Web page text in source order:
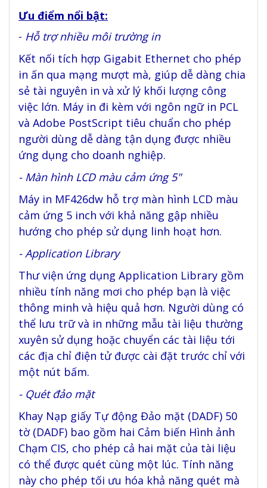
Ưu điểm nổi bật:
- Hỗ trợ nhiều môi trường in
Kết nối tích hợp Gigabit Ethernet cho phép
in ấn qua mạng mượt mà, giúp dễ dàng chia
sẻ tài nguyên in và xử lý khối lượng công
việc lớn. Máy in đi kèm với ngôn ngữ in PCL
và Adobe PostScript tiêu chuẩn cho phép
người dùng dễ dàng tận dụng được nhiều
ứng dụng cho doanh nghiệp.
- Màn hình LCD màu cảm ứng 5"
Máy in MF426dw hỗ trợ màn hình LCD màu
cảm ứng 5 inch với khả năng gập nhiều
hướng cho phép sử dụng linh hoạt hơn.
- Application Library
Thư viện ứng dụng Application Library gồm
nhiều tính năng mơi cho phép bạn là việc
thông minh và hiệu quả hơn. Người dùng có
thể lưu trữ và in những mẫu tài liệu thường
xuyên sử dụng hoặc chuyển các tài liệu tới
các địa chỉ điện tử được cài đặt trước chỉ với
một nút bấm.
- Quét đảo mặt
Khay Nạp giấy Tự động Đảo mặt (DADF) 50
tờ (DADF) bao gồm hai Cảm biến Hình ảnh
Chạm CIS, cho phép cả hai mặt của tài liệu
có thể được quét cùng một lúc. Tính năng
này cho phép tối ưu hóa khả năng quét mà